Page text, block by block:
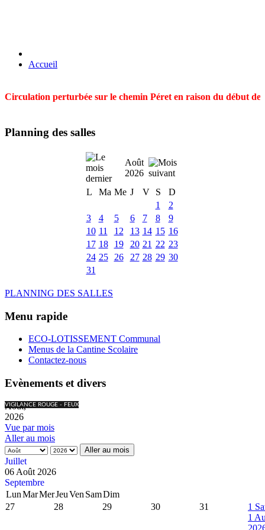
Accueil
Circulation perturbée sur le chemin Péret en raison du début
Planning des salles
Août
2026
L
Ma Me J V S
D
1
2
3
4 5 6 7 8
9
10 11 12 13 14 15 16
17 18 19 20 21 22 23
24 25 26 27 28 29 30
31
PLANNING DES SALLES
Menu rapide
ECO-LOTISSEMENT Communal
Menus de la Cantine Scolaire
Contactez-nous
Evènements et divers
VIGILANCE ROUGE - FEUX
Août,
2026
Vue par mois
Aller au mois
Aller au mois
Juillet
06 Août 2026
Septembre
LunMarMerJeuVen SamDim
27
28 29 30 31 1
1